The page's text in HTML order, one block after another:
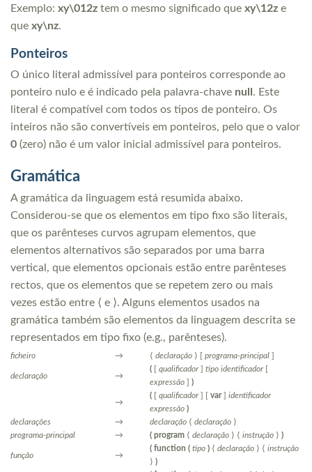
Exemplo: xy\012z tem o mesmo significado que xy\12z e
que xy\nz.
Ponteiros
O único literal admissível para ponteiros corresponde ao
ponteiro nulo e é indicado pela palavra-chave null . Este
literal é compatível com todos os tipos de ponteiro. Os
inteiros não são convertíveis em ponteiros, pelo que o valor
0 (zero) não é um valor inicial admissível para ponteiros.
Gramática
A gramática da linguagem está resumida abaixo.
Considerou-se que os elementos em tipo fixo são literais,
que os parênteses curvos agrupam elementos, que
elementos alternativos são separados por uma barra
vertical, que elementos opcionais estão entre parênteses
rectos, que os elementos que se repetem zero ou mais
vezes estão entre ⟨ e ⟩. Alguns elementos usados na
gramática também são elementos da linguagem descrita se
representados em tipo fixo (e.g., parênteses).
ficheiro → ⟨ declaração ⟩ [ programa-principal ]
declaração →
( [ qualificador] tipo identificador[
expressão ] )
→
( [ qualificador] [ var] identificador
expressão )
declarações
→ declaração ⟨ declaração ⟩
programa-principal
→ ( program ⟨ declaração ⟩ ⟨ instrução ⟩ )
função →
( function ( tipo ) ⟨ declaração ⟩ ⟨ instrução
⟩ )